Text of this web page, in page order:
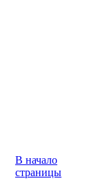
В начало
страницы